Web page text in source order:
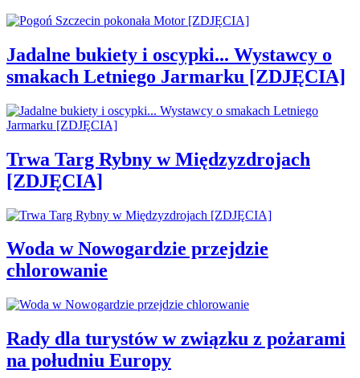
Jadalne bukiety i oscypki... Wystawcy o
smakach Letniego Jarmarku [ZDJĘCIA]
Trwa Targ Rybny w Międzyzdrojach
[ZDJĘCIA]
Woda w Nowogardzie przejdzie
chlorowanie
Rady dla turystów w związku z pożarami
na południu Europy